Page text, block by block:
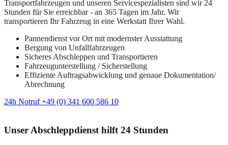
Transportfahrzeugen und unseren Servicespezialisten sind wir 24
Stunden für Sie erreichbar - an 365 Tagen im Jahr. Wir
transportieren Ihr Fahrzeug in eine Werkstatt Ihrer Wahl.
Pannendienst vor Ort mit modernster Ausstattung
Bergung von Unfallfahrzeugen
Sicheres Abschleppen und Transportieren
Fahrzeugunterstellung / Sicherstellung
Effiziente Auftragsabwicklung und genaue Dokumentation/
Abrechnung
24h Notruf +49 (0) 341 600 586 10
Unser Abschleppdienst hilft 24 Stunden